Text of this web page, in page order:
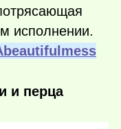
исполнении.
и перца